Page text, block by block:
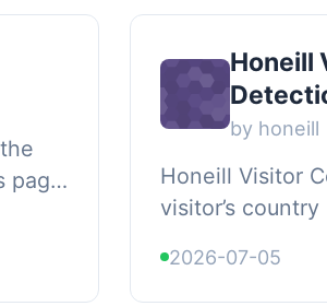
page
Honeill
by honeill
Honeill Visitor
visitor’s
GeoLite2
2026-07-05